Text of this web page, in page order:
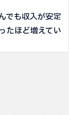
でも収入が安定
たほど増えてい